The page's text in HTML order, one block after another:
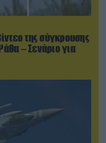
της σύγκρουσης
– Σενάριο για